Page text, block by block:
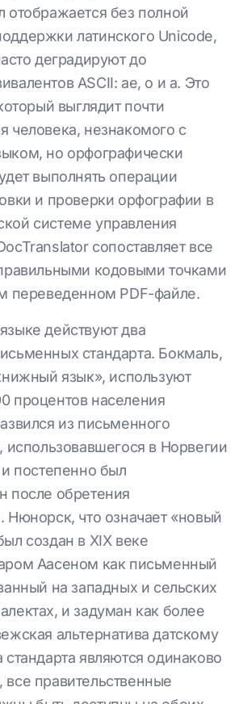
отображается без полной
латинского Unicode,
деградируют до
ASCII: ae, o и a. Это
выглядит почти
человека, незнакомого с
но орфографически
выполнять операции
и проверки орфографии в
системе управления
сопоставляет все
кодовыми точками
переведенном PDF-файле.
действуют два
стандарта. Бокмаль,
язык», используют
процентов населения
из письменного
использовавшегося в Норвегии
постепенно был
после обретения
Нюнорск, что означает «новый
создан в XIX веке
Аасеном как письменный
на западных и сельских
и задуман как более
альтернатива датскому
являются одинаково
правительственные